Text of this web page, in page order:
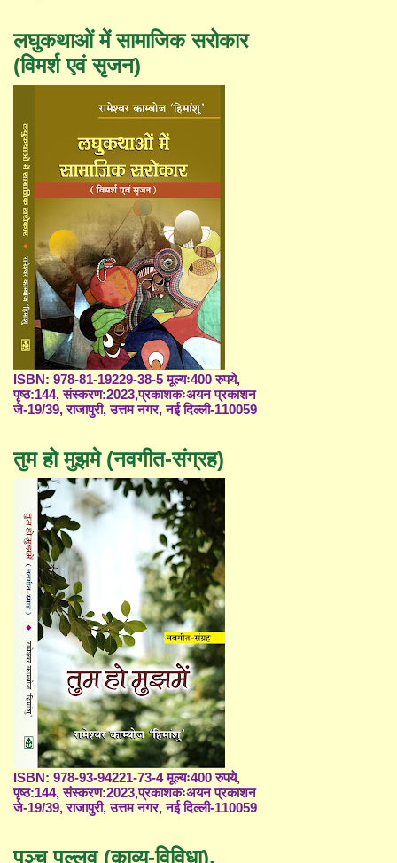
लघुकथाओं में सामाजिक सरोकार
(विमर्श एवं सृजन)
ISBN: 978-81-19229-38-5 मूल्यः400 रुपये,
पृष्ठ:144, संस्करण:2023,प्रकाशकःअयन प्रकाशन
जे-19/39, राजापुरी, उत्तम नगर, नई दिल्ली-110059
तुम हो मुझमे (नवगीत-संग्रह)
ISBN: 978-93-94221-73-4 मूल्यः400 रुपये,
पृष्ठ:144, संस्करण:2023,प्रकाशकःअयन प्रकाशन
जे-19/39, राजापुरी, उत्तम नगर, नई दिल्ली-110059
पञ्च पल्लव (काव्य-विविधा),